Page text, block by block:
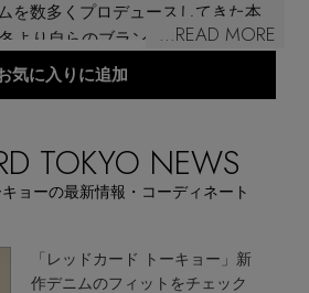
ド
リーに活躍
サンの季節！
...READ MORE
を数多くプロデュースしてきた本
より自らのブランドをスタート。
い生地を使用たデニムは、ライト
ているのも特徴。
気に入りに追加
TOKYO NEWS
ョーの最新情報・コーディネート
「レッドカード トーキョー」新
作デニムのフィットをチェック